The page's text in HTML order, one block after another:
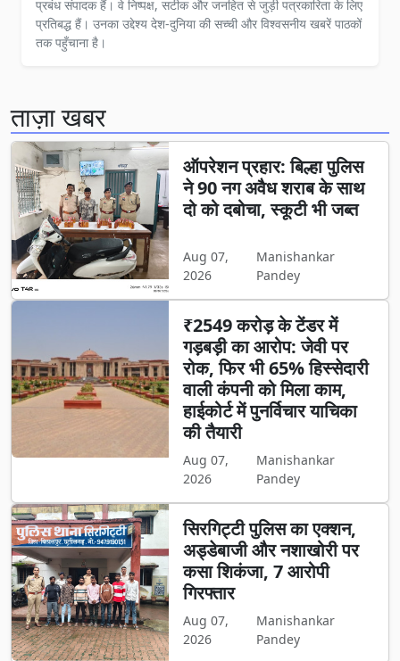
प्रबंध संपादक हैं। वे निष्पक्ष, सटीक और जनहित से जुड़ी पत्रकारिता के लिए
प्रतिबद्ध हैं। उनका उद्देश्य देश-दुनिया की सच्ची और विश्वसनीय खबरें पाठकों
तक पहुँचाना है।
ताज़ा खबर
ऑपरेशन प्रहार: बिल्हा पुलिस
ने 90 नग अवैध शराब के साथ
दो को दबोचा, स्कूटी भी जब्त
Aug 07,
2026
Manishankar
Pandey
₹2549 करोड़ के टेंडर में
गड़बड़ी का आरोप: जेवी पर
रोक, फिर भी 65% हिस्सेदारी
वाली कंपनी को मिला काम,
हाईकोर्ट में पुनर्विचार याचिका
की तैयारी
Aug 07,
2026
Manishankar
Pandey
सिरगिट्टी पुलिस का एक्शन,
अड्डेबाजी और नशाखोरी पर
कसा शिकंजा, 7 आरोपी
गिरफ्तार
Aug 07,
2026
Manishankar
Pandey